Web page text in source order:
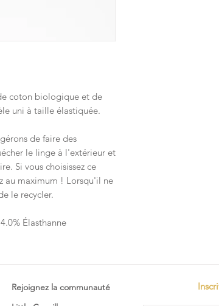
coton biologique et de
uni à taille élastiquée.
de faire des
le linge à l'extérieur et
Si vous choisissez ce
au maximum ! Lorsqu'il ne
le recycler.
Élasthanne
Rejoignez la communauté